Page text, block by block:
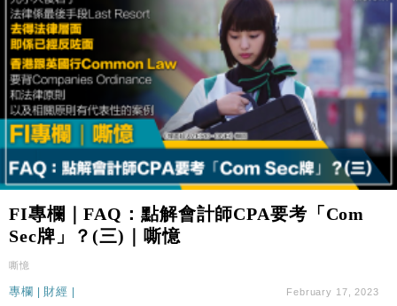
FI專欄｜FAQ：點解會計師CPA要考「Com
Sec牌」？(三)｜嘶憶
嘶憶
專欄 | 財經 | February 17, 2023